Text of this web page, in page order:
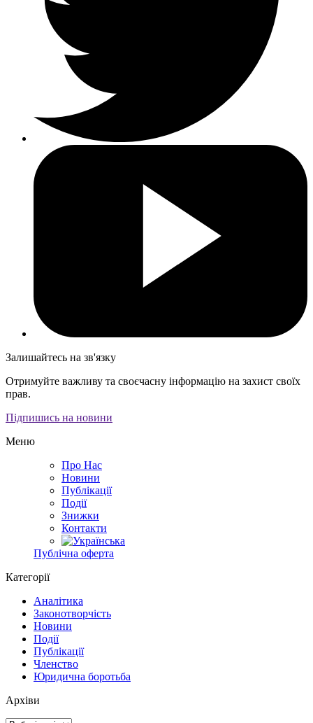
Залишайтесь на зв'язку
Отримуйте важливу та своєчасну інформацію на захист своїх
прав.
Підпишись на новини
Меню
Про Нас
Новини
Публікації
Події
Знижки
Контакти
Публічна оферта
Категорії
Аналітика
Законотворчість
Новини
Події
Публікації
Членство
Юридична боротьба
Архіви